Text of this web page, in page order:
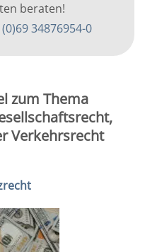
beraten!
34876954-0
zum Thema
Verkehrsrecht